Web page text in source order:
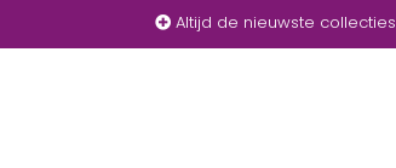
Altijd de nieuwste collecties